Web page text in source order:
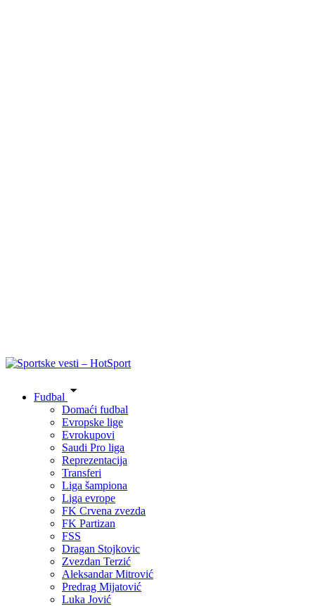
Fudbal
Domaći fudbal
Evropske lige
Evrokupovi
Saudi Pro liga
Reprezentacija
Transferi
Liga šampiona
Liga evrope
FK Crvena zvezda
FK Partizan
FSS
Dragan Stojkovic
Zvezdan Terzić
Aleksandar Mitrović
Predrag Mijatović
Luka Jović